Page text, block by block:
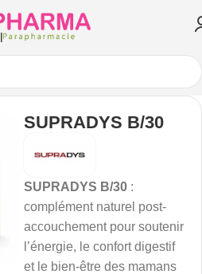
SUPRADYS B/30
SUPRADYS B/30 :
complément naturel post-
accouchement pour soutenir
l’énergie, le confort digestif
et le bien-être des mamans